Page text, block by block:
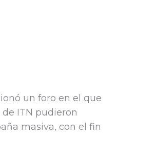
un foro en el que
ITN pudieron
masiva, con el fin